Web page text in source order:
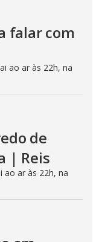
de Sabá
ao ar às 22h, na